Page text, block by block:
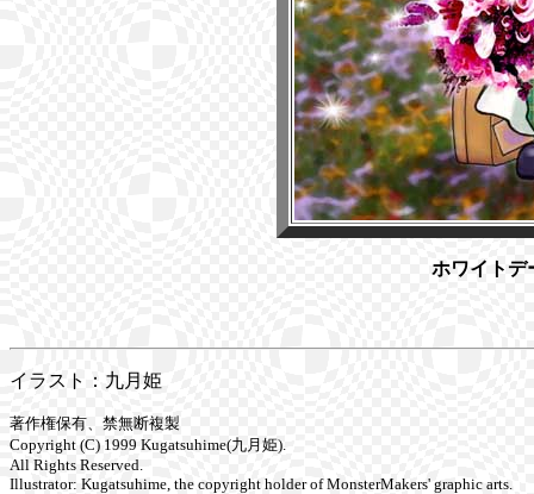
ホワイトデ
イラスト：九月姫
著作権保有、禁無断複製
Copyright (C) 1999 Kugatsuhime(九月姫).
All Rights Reserved.
Illustrator: Kugatsuhime, the copyright holder of MonsterMakers' graphic arts.